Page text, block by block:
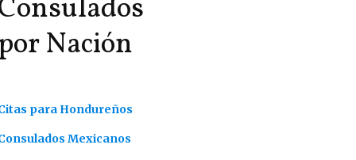
Nación
para Hondureños
Mexicanos